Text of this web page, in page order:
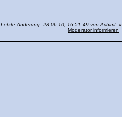
Letzte Änderung: 28.06.10, 16:51:49 von AchimL »
Moderator informieren